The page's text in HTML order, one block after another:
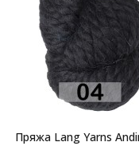
Пряжа Lang Yarns